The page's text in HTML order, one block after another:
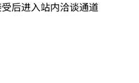
后进入站内洽谈通道